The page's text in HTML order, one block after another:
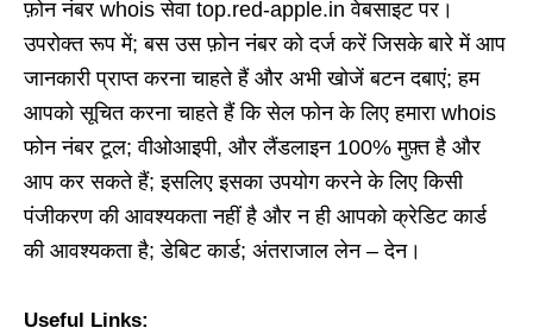
फ़ोन नंबर whois सेवा top.red-apple.in वेबसाइट पर।
उपरोक्त रूप में; बस उस फ़ोन नंबर को दर्ज करें जिसके बारे में आप
जानकारी प्राप्त करना चाहते हैं और अभी खोजें बटन दबाएं; हम
आपको सूचित करना चाहते हैं कि सेल फोन के लिए हमारा whois
फोन नंबर टूल; वीओआइपी, और लैंडलाइन 100% मुफ़्त है और
आप कर सकते हैं; इसलिए इसका उपयोग करने के लिए किसी
पंजीकरण की आवश्यकता नहीं है और न ही आपको क्रेडिट कार्ड
की आवश्यकता है; डेबिट कार्ड; अंतराजाल लेन – देन।
Useful Links: